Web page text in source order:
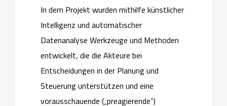
In dem Projekt wurden mithilfe künstlicher
Intelligenz und automatischer
Datenanalyse Werkzeuge und Methoden
entwickelt, die die Akteure bei
Entscheidungen in der Planung und
Steuerung unterstützen und eine
vorausschauende („preagierende“)